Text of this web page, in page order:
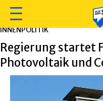
INNENPOLITIK
Regierung startet
Photovoltaik und